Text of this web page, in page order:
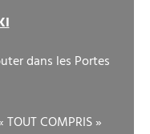
dans les Portes
TOUT COMPRIS »